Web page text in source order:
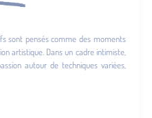
sont pensés comme des moments
artistique. Dans un cadre intimiste,
autour de techniques variées,